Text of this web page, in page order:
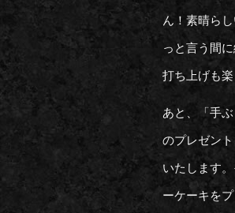
ん！素晴ら
っと言う間
打ち上げも
あと、「手
のプレゼン
いたします
ーケーキを